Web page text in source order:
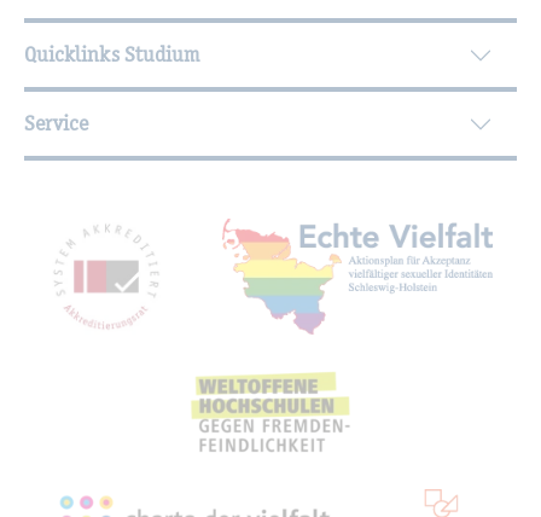
Quicklinks Studium
Service
Mit­glied­schaf­ten,